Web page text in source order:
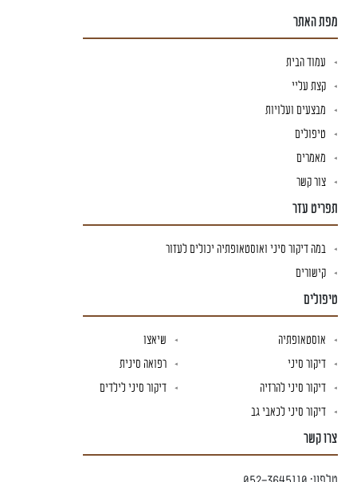
מפת האתר
עמוד הבית
קצת עליי
מבצעים ועלויות
טיפולים
מאמרים
צור קשר
תפריט עזר
במה דיקור סיני ואוסטאופתיה יכולים לעזור
קישורים
טיפולים
אוסטאופתיה
שיאצו
דיקור סיני
רפואה סינית
דיקור סיני להרזיה
דיקור סיני לילדים
דיקור סיני לכאבי גב
צרו קשר